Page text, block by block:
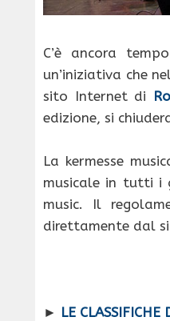
C’è ancora
un’iniziativa che
sito Internet di
edizione, si
La kermesse
musicale in tutti i
music. Il
direttamente dal
► LE